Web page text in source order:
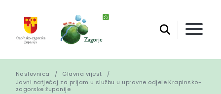
Naslovnica
Glavna vijest
Javni natječaj za prijam u službu u upravne odjele Krapinsko-
zagorske županije